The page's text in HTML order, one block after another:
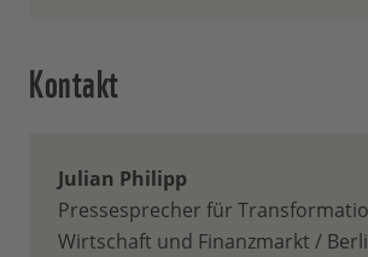
Kontakt
Julian Philipp
Pressesprecher für
Wirtschaft und Finanzmarkt /